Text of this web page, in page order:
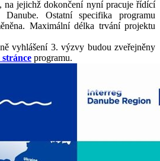
na jejichž dokončení nyní pracuje řídící
Danube. Ostatní specifika programu
Maximální délka trvání projektu
vyhlášení 3. výzvy budou zveřejněny
stránce programu.